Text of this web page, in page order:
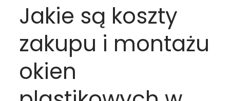
Jakie są koszty
zakupu i montażu
okien